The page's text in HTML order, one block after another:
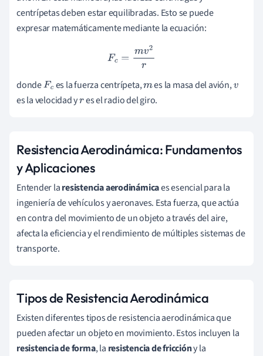
centrípetas deben estar equilibradas. Esto se puede
expresar matemáticamente mediante la ecuación:
F
mv2r
dondeFc es la fuerza centrípeta,mes la masa del avión,v
es la velocidad yres el radio del giro.
Resistencia Aerodinámica: Fundamentos
y Aplicaciones
Entender laresistencia aerodinámicaes esencial para la
ingeniería de vehículos y aeronaves. Esta fuerza, que actúa
en contra del movimiento de un objeto a través del aire,
afecta la eficiencia y el rendimiento de múltiples sistemas de
transporte.
Tipos de Resistencia Aerodinámica
Existen diferentes tipos de resistencia aerodinámica que
pueden afectar un objeto en movimiento. Estos incluyen la
resistencia de forma, la resistencia de friccióny la